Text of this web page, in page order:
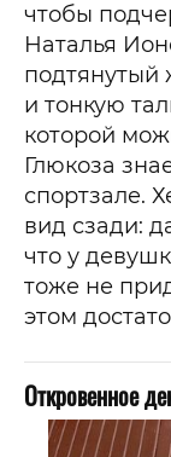
чтобы
Наталья
подтянутый
и тонкую
которой
Глюкоза
спортзале.
вид сзади:
что у
тоже не
этом
Откровенное